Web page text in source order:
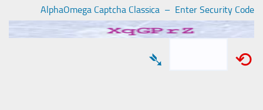
AlphaOmega Captcha Classica – Enter Security Code
⟲
➴